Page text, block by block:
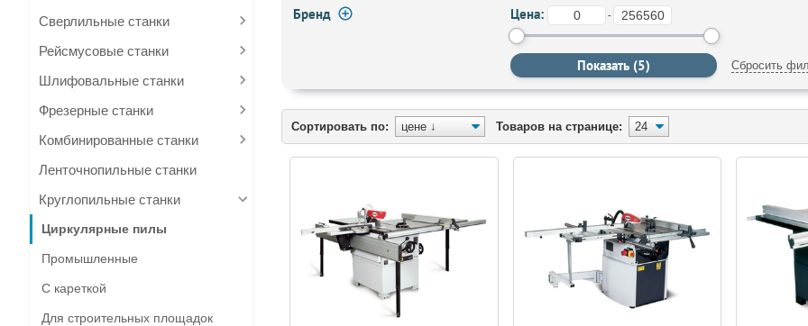
Сверлильные станки
Рейсмусовые станки
Шлифовальные станки
Фрезерные станки
Комбинированные станки
Ленточнопильные станки
Круглопильные станки
Циркулярные пилы
Промышленные
С кареткой
Для строительных площадок
Бренд
Цена: -
Сбросить
Сортировать по: Товаров на странице: